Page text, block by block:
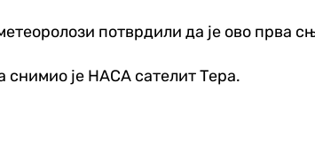
потврдили да је ово прва
снимио је НАСА сателит Тера.